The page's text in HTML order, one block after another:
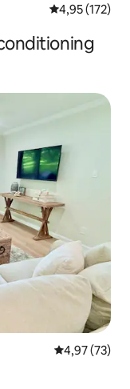
Gemiddelde
4,95 (172)
Gemiddelde
4,97 (73)